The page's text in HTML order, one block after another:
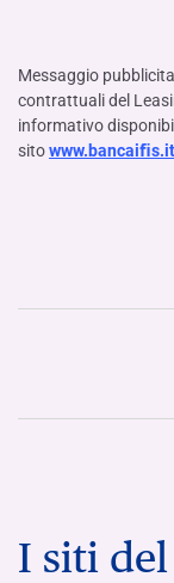
Messaggio
contrattuali del
informativo
sitowww.bancaiﬁs.it
I siti